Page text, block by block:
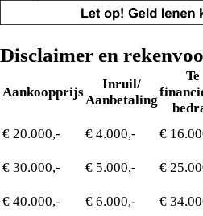
Disclaimer en
Aankoopprijs
Inruil/
Aanbetaling
Te
€ 20.000,- € 4.000,- €
€ 30.000,- € 5.000,- €
€ 40.000,- € 6.000,- €